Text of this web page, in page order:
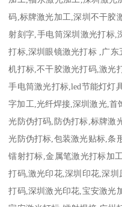
码,标牌激光加工,深圳不干胶
射刻字,手电筒深圳激光打标,
打标,深圳眼镜激光打标 ,广
机打标,不干胶激光打码,激光
手电筒激光打标,led节能灯灯
字加工,光纤焊接,深圳激光,首
光防伪打码,防伪打标,标牌激
光防伪打标,包装激光贴标,条
镭射打标,金属笔激光打标加
打码,激光印花,深圳印花,深
打码,深圳激光印花,宝安激光